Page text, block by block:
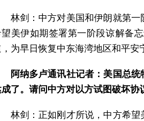
林剑：中方对美国和伊朗就第
望美伊如期签署第一阶段谅解备
为早日恢复中东海湾地区和平安
阿纳多卢通讯社记者：美国总
了。请问中方对以方试图破坏协
林剑：正如刚才所说，中方希